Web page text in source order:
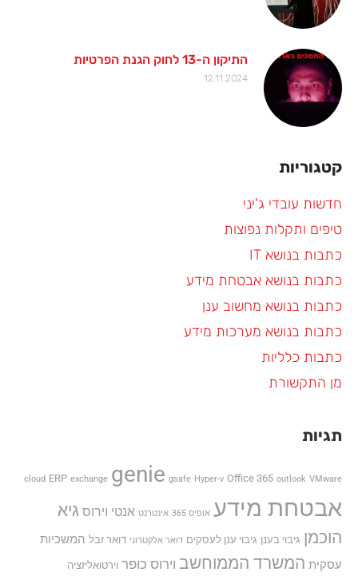
התיקון ה-13 לחוק הגנת הפרטיות
12.11.2024
קטגוריות
חדשות עובדי ג'יני
טיפים ותקלות נפוצות
כתבות בנושא IT
כתבות בנושא אבטחת מידע
כתבות בנושא מחשוב ענן
כתבות בנושא מערכות מידע
כתבות כלליות
מן התקשורת
תגיות
cloud ERP exchange genie gsafe Hyper-v Office 365 outlook VMware
אבטחת מידע אופיס 365 אינטרנט אנטי וירוס גיא
הוכמן גיבוי בענן גיבוי ענן לעסקים דואר אלקטרוני דואר זבל המשכיות
עסקית המשרד הממוחשב וירוס כופר וירטואליזציה